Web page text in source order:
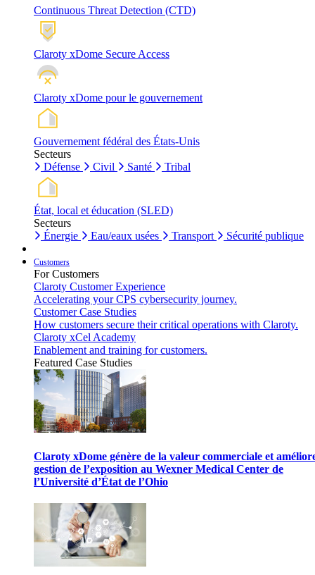
Continuous Threat Detection (CTD)
Claroty xDome Secure Access
Claroty xDome pour le gouvernement
Gouvernement fédéral des États-Unis
Secteurs
Défense
Civil Santé Tribal
État, local et éducation (SLED)
Secteurs
Énergie
Eau/eaux usées Transport Sécurité publique
Customers
For Customers
Claroty Customer Experience
Accelerating your CPS cybersecurity journey.
Customer Case Studies
How customers secure their critical operations with Claroty.
Claroty xCel Academy
Enablement and training for customers.
Featured Case Studies
Claroty xDome génère de la valeur commerciale et
gestion de l’exposition au Wexner Medical Center de
l’Université d’État de l’Ohio